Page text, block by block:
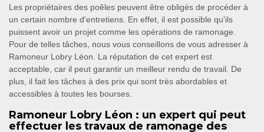
Les propriétaires des poêles peuvent être obligés de procéder à
un certain nombre d'entretiens. En effet, il est possible qu'ils
puissent avoir un projet comme les opérations de ramonage.
Pour de telles tâches, nous vous conseillons de vous adresser à
Ramoneur Lobry Léon. La réputation de cet expert est
acceptable, car il peut garantir un meilleur rendu de travail. De
plus, il fait les tâches à des prix qui sont très abordables et
accessibles à toutes les bourses.
Ramoneur Lobry Léon : un expert qui peut
effectuer les travaux de ramonage des